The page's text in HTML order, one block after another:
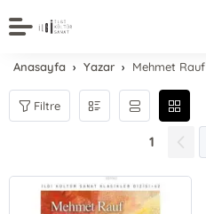
Anasayfa Yazar Mehmet Rauf
Filtre
1